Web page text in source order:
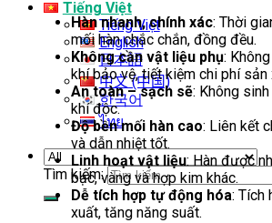
Tiếng Việt
Tiếng Việt
English
日本語
中文 (中国)
한국어
ไทย
Tìm kiếm:
Hàn nhanh, chính xác: Thời
mối hàn chắc chắn, đồng đều.
Không cần vật liệu phụ:
khí bảo vệ, tiết kiệm chi phí sản
An toàn – sạch sẽ: Không
khí độc.
Độ bền mối hàn cao: Liên kết
và dẫn nhiệt tốt.
Linh hoạt vật liệu: Hàn được
bạc, vàng và hợp kim khác.
Dễ tích hợp tự động hóa: Tích
xuất, tăng năng suất.